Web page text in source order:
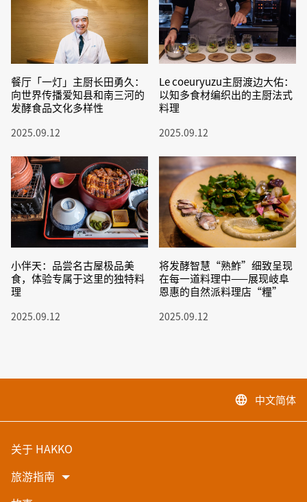
餐厅「一灯」主厨长田勇久：
向世界传播爱知县和南三河的
发酵食品文化多样性
2025.09.12
Le coeuryuzu主厨渡边大佑：
以知多食材编织出的主厨法式
料理
2025.09.12
小伴天：品尝名古屋极品美
食，体验专属于这里的独特料
理
2025.09.12
将发酵智慧“熟鮓”细致呈现
在每一道料理中——展现岐阜
恩惠的自然派料理店“糧”
2025.09.12
language 中文简体
关于 HAKKO
旅游指南